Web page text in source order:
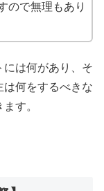
ので無理もあり
には何があり、そ
は何をするべきな
す。